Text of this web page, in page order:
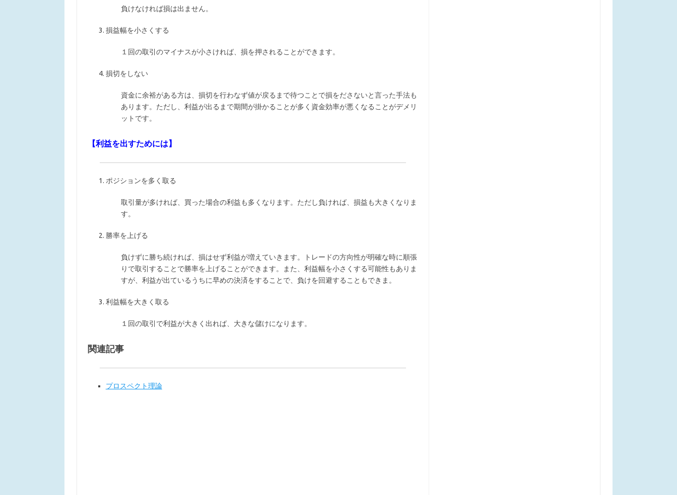
負けなければ損は出ません。
損益幅を小さくする
１回の取引のマイナスが小さければ、損を押されることができます。
損切をしない
資金に余裕がある方は、損切を行わなず値が戻るまで待つことで損をださないと言った手法も
あります。ただし、利益が出るまで期間が掛かることが多く資金効率が悪くなることがデメリ
ットです。
【利益を出すためには】
ポジションを多く取る
取引量が多ければ、買った場合の利益も多くなります。ただし負ければ、損益も大きくなりま
す。
勝率を上げる
負けずに勝ち続ければ、損はせず利益が増えていきます。トレードの方向性が明確な時に順張
りで取引することで勝率を上げることができます。また、利益幅を小さくする可能性もありま
すが、利益が出ているうちに早めの決済をすることで、負けを回避することもできま。
利益幅を大きく取る
１回の取引で利益が大きく出れば、大きな儲けになります。
関連記事
プロスペクト理論